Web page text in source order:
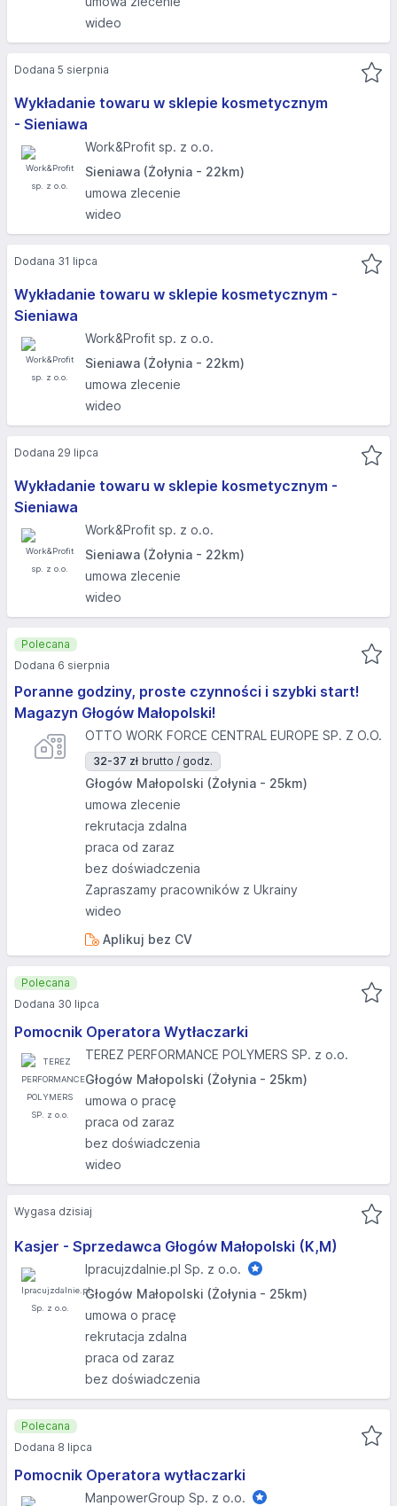
wideo
Wykładanie towaru w sklepie kosmetycznym
- Sieniawa
Work&Profit sp. z o.o.
Sieniawa (Żołynia - 22km)
umowa zlecenie
wideo
Dodana 5 sierpnia
Wykładanie towaru w sklepie kosmetycznym -
Sieniawa
Work&Profit sp. z o.o.
Sieniawa (Żołynia - 22km)
umowa zlecenie
wideo
Dodana 31 lipca
Wykładanie towaru w sklepie kosmetycznym -
Sieniawa
Work&Profit sp. z o.o.
Sieniawa (Żołynia - 22km)
umowa zlecenie
wideo
Dodana 29 lipca
Poranne godziny, proste czynności i szybki start!
Magazyn Głogów Małopolski!
OTTO WORK FORCE CENTRAL EUROPE SP. Z O.O.
32-37 zł brutto / godz.
Głogów Małopolski (Żołynia - 25km)
umowa zlecenie
rekrutacja zdalna
praca od zaraz
bez doświadczenia
Zapraszamy pracowników z Ukrainy
wideo
Aplikuj bez CV
Polecana
Dodana 6 sierpnia
Pomocnik Operatora Wytłaczarki
TEREZ PERFORMANCE POLYMERS SP. z o.o.
Głogów Małopolski (Żołynia - 25km)
umowa o pracę
praca od zaraz
bez doświadczenia
wideo
Polecana
Dodana 30 lipca
Kasjer - Sprzedawca Głogów Małopolski (K,M)
Ipracujzdalnie.pl Sp. z o.o.
Głogów Małopolski (Żołynia - 25km)
umowa o pracę
rekrutacja zdalna
praca od zaraz
bez doświadczenia
Wygasa dzisiaj
Pomocnik Operatora wytłaczarki
ManpowerGroup Sp. z o.o.
Polecana
Dodana 8 lipca